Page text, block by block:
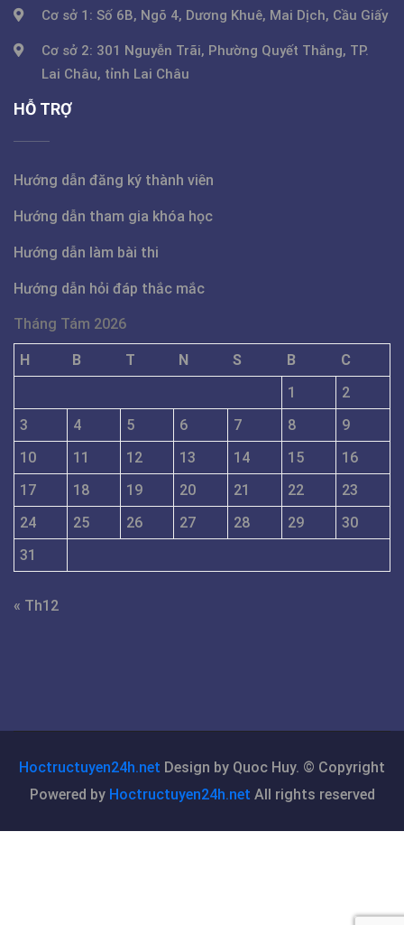
Cơ sở 1: Số 6B, Ngõ 4, Dương Khuê, Mai Dịch, Cầu Giấy
Cơ sở 2: 301 Nguyễn Trãi, Phường Quyết Thắng, TP.
Lai Châu, tỉnh Lai Châu
HỖ TRỢ
Hướng dẫn đăng ký thành viên
Hướng dẫn tham gia khóa học
Hướng dẫn làm bài thi
Hướng dẫn hỏi đáp thắc mắc
Tháng Tám 2026
H B T N S B
C
1
2
3
4 5 6 7 8
9
10
11 12 13 14 15
16
17
18 19 20 21 22
23
24
25 26 27 28 29
30
31
« Th12
Hoctructuyen24h.net Design by Quoc Huy. © Copyright
Powered by Hoctructuyen24h.net All rights reserved